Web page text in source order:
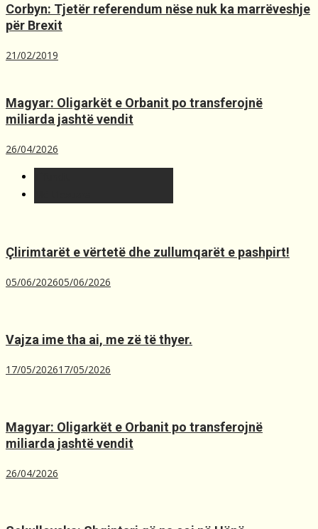
Corbyn: Tjetër referendum nëse nuk ka marrëveshje
për Brexit
21/02/2019
Magyar: Oligarkët e Orbanit po transferojnë
miliarda jashtë vendit
26/04/2026
Çlirimtarët e vërtetë dhe zullumqarët e pashpirt!
05/06/202605/06/2026
Vajza ime tha ai, me zë të thyer.
17/05/202617/05/2026
Magyar: Oligarkët e Orbanit po transferojnë
miliarda jashtë vendit
26/04/2026